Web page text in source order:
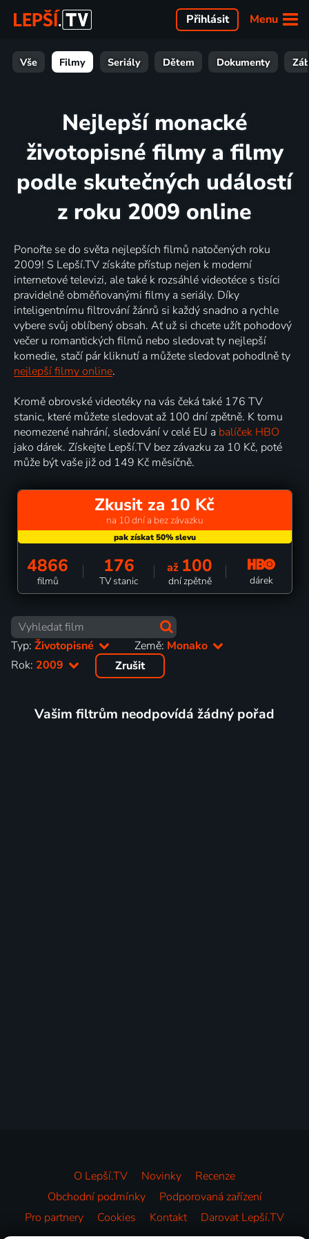
Menu
Přihlásit
Vše Filmy Seriály Dětem Dokumenty
Nejlepší monacké
životopisné filmy a filmy
podle skutečných událostí
z roku 2009 online
Ponořte se do světa nejlepších filmů natočených roku
2009! S Lepší.TV získáte přístup nejen k moderní
internetové televizi, ale také k rozsáhlé videotéce s tisíci
pravidelně obměňovanými filmy a seriály. Díky
inteligentnímu filtrování žánrů si každý snadno a rychle
vybere svůj oblíbený obsah. Ať už si chcete užít pohodový
večer u romantických filmů nebo sledovat ty nejlepší
komedie, stačí pár kliknutí a můžete sledovat pohodlně ty
nejlepší filmy online.
Kromě obrovské videotéky na vás čeká také 176 TV
stanic, které můžete sledovat až 100 dní zpětně. K tomu
neomezené nahrání, sledování v celé EU a balíček HBO
jako dárek. Získejte Lepší.TV bez závazku za 10 Kč, poté
může být vaše již od 149 Kč měsíčně.
Zkusit za 10 Kč
na 10 dní a bez závazku
4866
filmů
176
TV stanic
až 100
dní zpětně dárek
Typ: Životopisné Země: Monako
Rok: 2009 Zrušit
Vašim filtrům neodpovídá žádný pořad
O Lepší.TV Novinky
Recenze
Obchodní podmínky
Podporovaná zařízení
Pro partnery
Cookies Kontakt Darovat Lepší.TV